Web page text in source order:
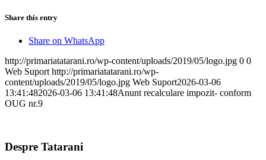
Share this entry
Share on WhatsApp
http://primariatatarani.ro/wp-content/uploads/2019/05/logo.jpg 0 0
Web Suport http://primariatatarani.ro/wp-
content/uploads/2019/05/logo.jpg Web Suport2026-03-06
13:41:482026-03-06 13:41:48Anunt recalculare impozit- conform
OUG nr.9
Despre Tatarani